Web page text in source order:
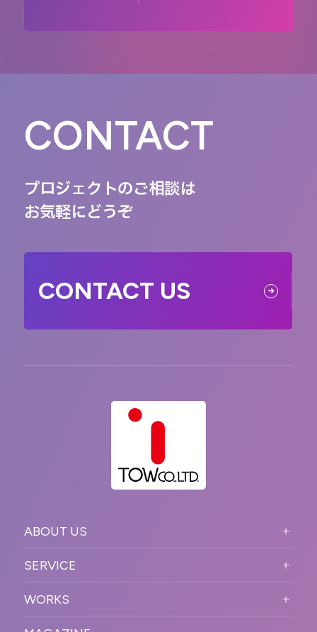
CONTACT
プロジェクトのご相談は
お気軽にどうぞ
CONTACT US
ABOUT US
PURPOSE
VISION
OUR DNA
SERVICE
STRONG POINT
WORKS